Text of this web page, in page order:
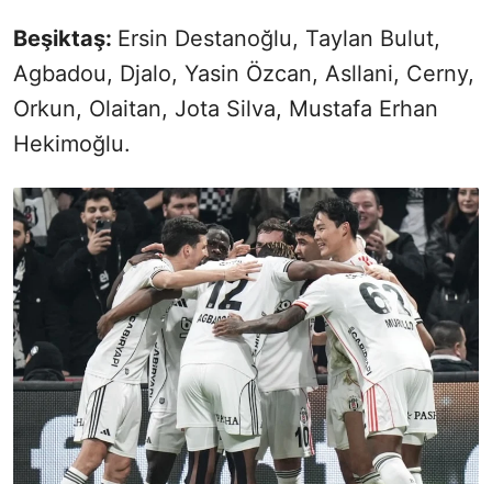
Beşiktaş: Ersin Destanoğlu, Taylan Bulut,
Agbadou, Djalo, Yasin Özcan, Asllani, Cerny,
Orkun, Olaitan, Jota Silva, Mustafa Erhan
Hekimoğlu.